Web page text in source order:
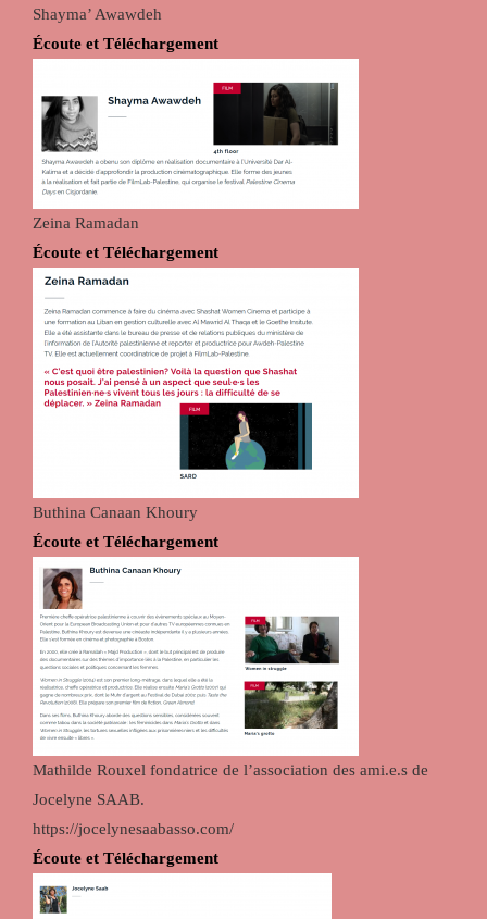
Shayma’ Awawdeh
Écoute et Téléchargement
Zeina Ramadan
Écoute et Téléchargement
Buthina Canaan Khoury
Écoute et Téléchargement
Mathilde Rouxel fondatrice de l’association des ami.e.s de
Jocelyne SAAB.
https://jocelynesaabasso.com/
Écoute et Téléchargement